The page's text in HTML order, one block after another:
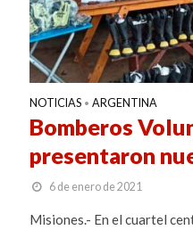
NOTICIAS • ARGENTINA
Bomberos
presentaron
6 de enero de 2021
Misiones.- En el cuartel